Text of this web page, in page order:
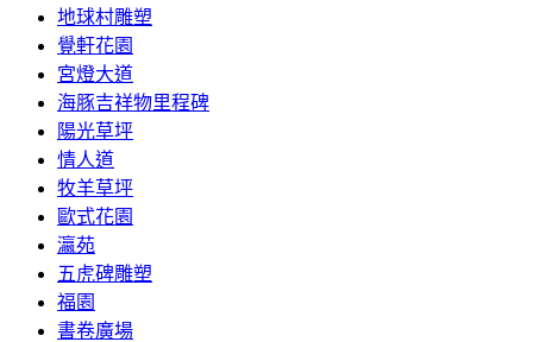
地球村雕塑
覺軒花園
宮燈大道
海豚吉祥物里程碑
陽光草坪
情人道
牧羊草坪
歐式花園
瀛苑
五虎碑雕塑
福園
書卷廣場